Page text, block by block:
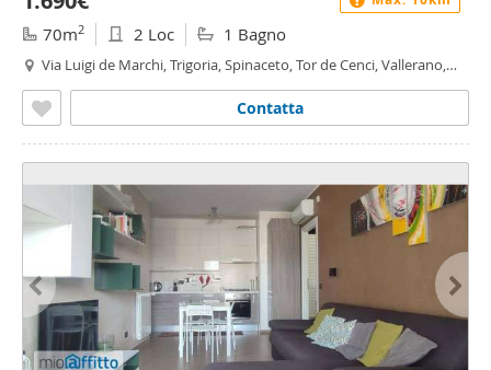
70m2 2 Loc 1 Bagno
Via Luigi de Marchi, Trigoria, Spinaceto, Tor de Cenci, Vallerano,
Contatta